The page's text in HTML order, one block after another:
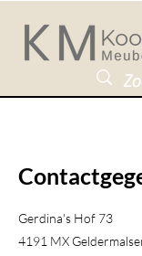
Gerdina's Hof 73
4191 MX